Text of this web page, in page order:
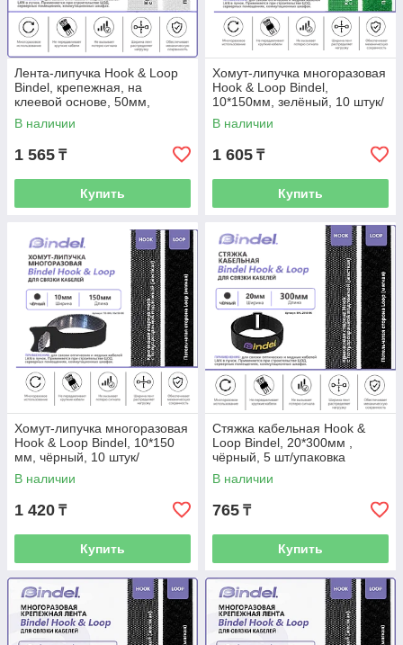
Лента-липучка Hook & Loop
Bindel, крепежная, на
клеевой основе, 50мм,
белый, 1м
В наличии
1 565 ₸
Купить
Хомут-липучка многоразовая
Hook & Loop Bindel,
10*150мм, зелёный, 10 штук/
упаковка
В наличии
1 605 ₸
Купить
Хомут-липучка многоразовая
Hook & Loop Bindel, 10*150
мм, чёрный, 10 штук/
упаковка
В наличии
1 420 ₸
Купить
Стяжка кабельная Hook &
Loop Bindel, 20*300мм ,
чёрный, 5 шт/упаковка
В наличии
765 ₸
Купить